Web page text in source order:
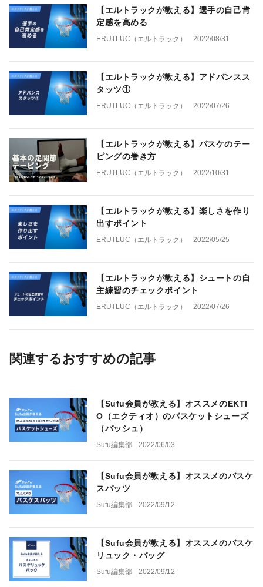
【エルトラックが教える】選手の自己肯
定感を高める
ERUTLUC（エルトラック） 2022/08/31
【エルトラックが教える】アドバンスス
タッツ①
ERUTLUC（エルトラック） 2022/07/26
【エルトラックが教える】バスケのテー
ピングの巻き方
ERUTLUC（エルトラック） 2022/10/31
【エルトラックが教える】楽しさを作り
出すポイント
ERUTLUC（エルトラック） 2022/05/25
【エルトラックが教える】シュートの自
主練習のチェックポイント
ERUTLUC（エルトラック） 2022/07/26
関連するおすすめの記事
【Sufu会員が教える】オススメのEKTI
O（エクティオ）のバスケットシューズ
（バッシュ）
Sufu編集部 2022/06/03
【Sufu会員が教える】オススメのバスケ
スパッツ
Sufu編集部 2022/09/12
【Sufu会員が教える】オススメのバスケ
リュック・バッグ
Sufu編集部 2022/09/12